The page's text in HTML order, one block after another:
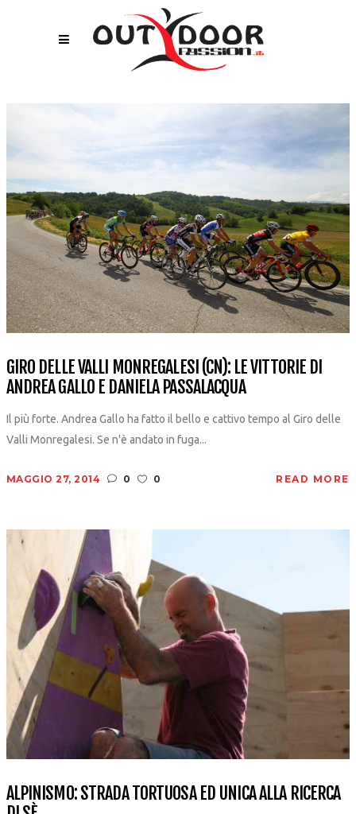
GIRO DELLE VALLI MONREGALESI (CN): LE VITTORIE DI
ANDREA GALLO E DANIELA PASSALACQUA
Il più forte. Andrea Gallo ha fatto il bello e cattivo tempo al Giro delle
Valli Monregalesi. Se n'è andato in fuga...
MAGGIO 27, 2014 0 0 READ MORE
ALPINISMO: STRADA TORTUOSA ED UNICA ALLA RICERCA